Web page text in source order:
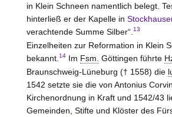
in Klein Schneen namentlich belegt.
hinterließ er der Kapelle in
verachtende Summe Silber“. 13
Einzelheiten zur Reformation in Klein
bekannt. 14Im Fsm. Göttingen führte
Braunschweig-Lüneburg († 1558) die
1542 setzte sie die von Antonius
Kirchenordnung in Kraft und 1542/43
Gemeinden, Stifte und Klöster des